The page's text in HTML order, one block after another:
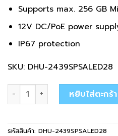
Supports max. 256 GB
12V DC/PoE power
IP67 protection
SKU: DHU-2439SPSALED28
จำนวน DHU-2439SPSALED28
หยิบใส่ตะกร้า
รหัสสินค้า: DHU-2439SPSALED28